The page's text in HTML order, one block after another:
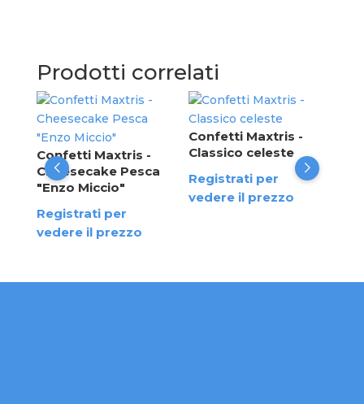
Prodotti correlati
Confetti Maxtris -
Cheesecake Pesca
"Enzo Miccio"
Registrati per
vedere il prezzo
Confetti Maxtris -
Classico celeste
Registrati per
vedere il prezzo